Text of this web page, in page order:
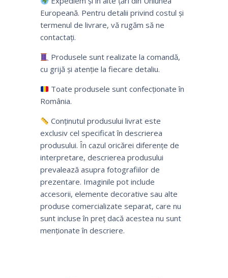
Europeană. Pentru detalii privind costul și
termenul de livrare, vă rugăm să ne
contactați.
Produsele sunt realizate la comandă,
cu grijă și atenție la fiecare detaliu.
Toate produsele sunt confecționate în
România.
Conținutul produsului livrat este
exclusiv cel specificat în descrierea
produsului. În cazul oricărei diferențe de
interpretare, descrierea produsului
prevalează asupra fotografiilor de
prezentare. Imaginile pot include
accesorii, elemente decorative sau alte
produse comercializate separat, care nu
sunt incluse în preț dacă acestea nu sunt
menționate în descriere.